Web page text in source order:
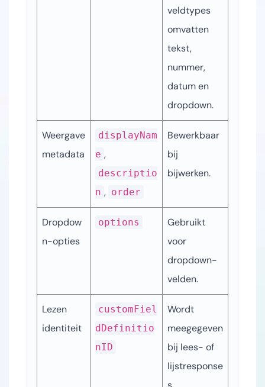
veldtypes
omvatten
tekst,
nummer,
datum en
dropdown.
Weergave
metadata
displayNam
e
descriptio
n , order
Bewerkbaar
bij
bijwerken.
Dropdow
n-opties
options
Gebruikt
voor
dropdown-
velden.
Lezen
identiteit
customFiel
dDefinitio
nID
Wordt
meegegeven
bij lees- of
lijstresponse